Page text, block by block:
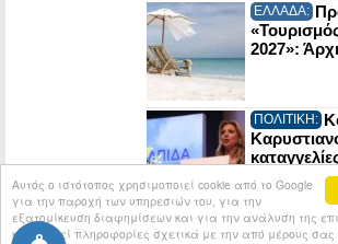
Αυτός ο ιστότοπος χρησιμοποιεί cookie από το Google
για την παροχή των υπηρεσιών του, για την
εξατομίκευση διαφημίσεων και για την ανάλυση της
κοινοποιεί πληροφορίες σχετικά με την από μέρους
ΕΛΛΑΔΑ:
2027»:
ΠΟΛΙΤΙΚΗ:
στελέχη
Δημοκρατία